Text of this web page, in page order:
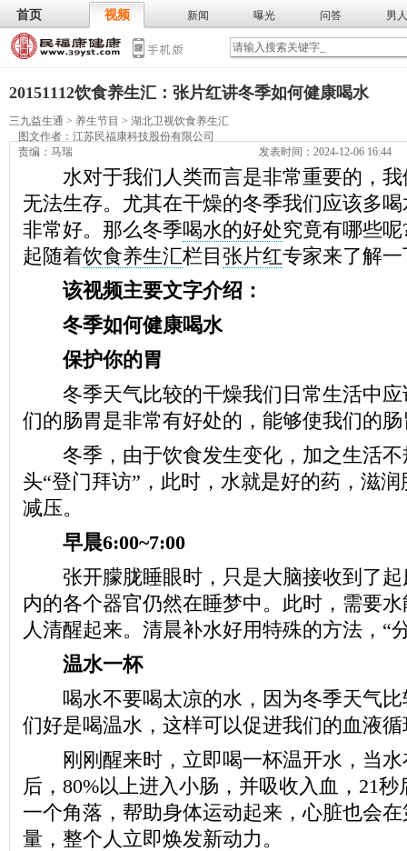
首页 视频 新闻 曝光 问答 男人
武术 气功 膳食 食谱 营养
20151112饮食养生汇：张片红讲冬季如何健康喝水
三九益生通 > 养生节目 > 湖北卫视饮食养生汇
图文作者： 江苏民福康科技股份有限公司
责编：马瑞
发表时间：2024-12-06 16:44
水对于我们人类而言是非常重要的，我
无法生存。尤其在干燥的冬季我们应该多
非常好。那么冬季喝水的好处究竟有哪些
起随着饮食养生汇栏目张片红专家来了解
该视频主要文字介绍：
冬季如何健康喝水
保护你的胃
冬季天气比较的干燥我们日常生活中应
们的肠胃是非常有好处的，能够使我们的
冬季，由于饮食发生变化，加之生活不
头“登门拜访”，此时，水就是好的药，滋
减压。
早晨6:00~7:00
张开朦胧睡眼时，只是大脑接收到了起
内的各个器官仍然在睡梦中。此时，需要
人清醒起来。清晨补水好用特殊的方法，“
温水一杯
喝水不要喝太凉的水，因为冬季天气比
们好是喝温水，这样可以促进我们的血液
刚刚醒来时，立即喝一杯温开水，当水
后，80%以上进入小肠，并吸收入血，21
一个角落，帮助身体运动起来，心脏也会
量，整个人立即焕发新动力。